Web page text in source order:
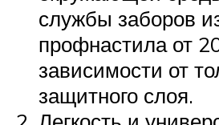
службы заборов
профнастила от
зависимости от
защитного слоя.